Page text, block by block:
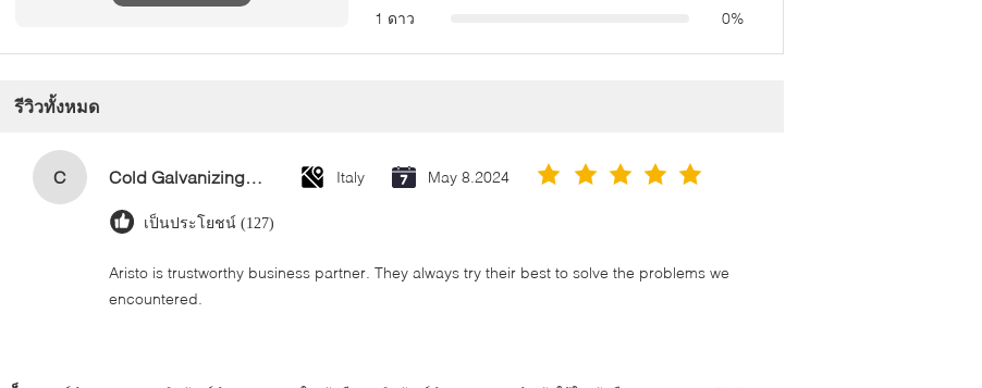
1 ดาว
0%
รีวิวทั้งหมด
C Cold Galvanizing Zinc Spray Paint 400ml Italy May 8.2024
เป็นประโยชน์ (127)
Aristo is trustworthy business partner. They always try their best to solve the problems we
encountered.